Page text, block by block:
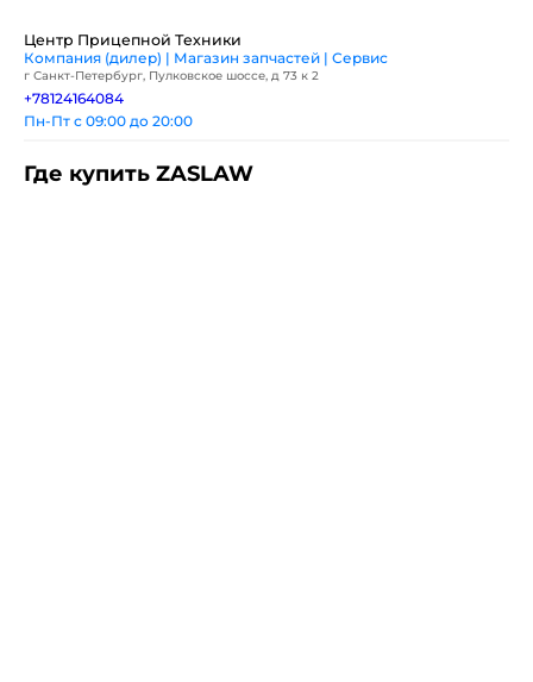
Центр Прицепной Техники
Компания (дилер) | Магазин запчастей | Сервис
г Санкт-Петербург, Пулковское шоссе, д 73 к 2
+78124164084
Пн-Пт с 09:00 до 20:00
Где купить ZASLAW